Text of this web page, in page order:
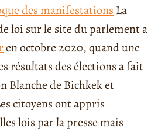
des manifestations La
loi sur le site du parlement a
en octobre 2020, quand une
résultats des élections a fait
Blanche de Bichkek et
citoyens ont appris
lois par la presse mais